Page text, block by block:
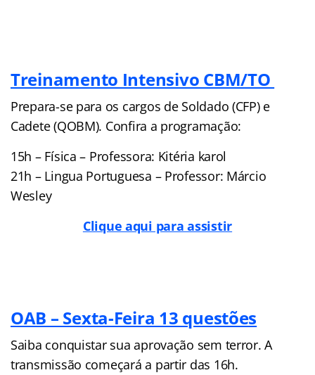
Treinamento Intensivo CBM/TO
Prepara-se para os cargos de Soldado (CFP) e
Cadete (QOBM). Confira a programação:
15h – Física – Professora: Kitéria karol
21h – Lingua Portuguesa – Professor: Márcio
Wesley
Clique aqui para assistir
OAB – Sexta-Feira 13 questões
Saiba conquistar sua aprovação sem terror. A
transmissão começará a partir das 16h.